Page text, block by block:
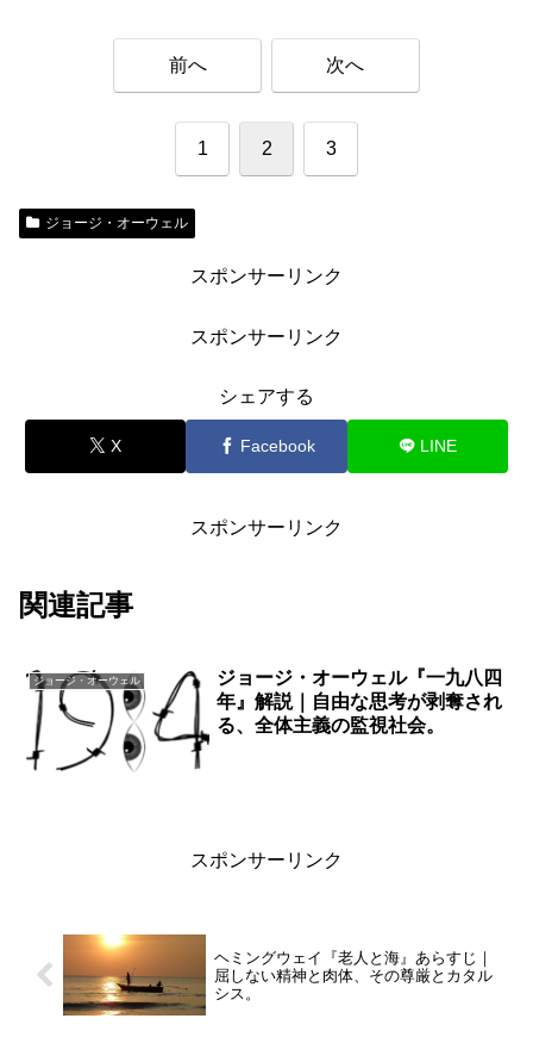
前へ 次へ
1 2 3
ジョージ・オーウェル
スポンサーリンク
スポンサーリンク
シェアする
X Facebook LINE
スポンサーリンク
関連記事
ジョージ・オーウェル
ジョージ・オーウェル『一九八四
年』解説｜自由な思考が剥奪され
る、全体主義の監視社会。
スポンサーリンク
ヘミングウェイ『老人と海』あらすじ｜
屈しない精神と肉体、その尊厳とカタル
シス。